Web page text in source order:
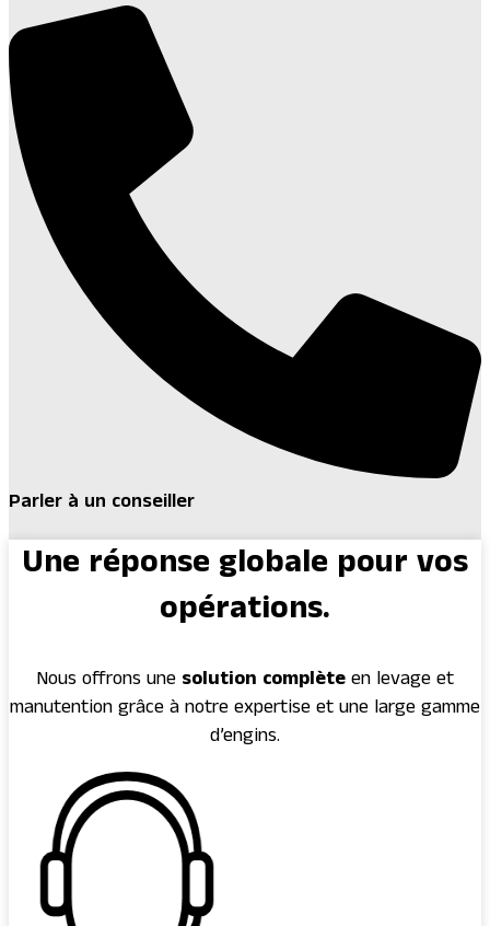
Parler à un conseiller
Une réponse globale pour vos
opérations.
Nous offrons une solution complèteen levage et
manutention grâce à notre expertise et une large gamme
d’engins.